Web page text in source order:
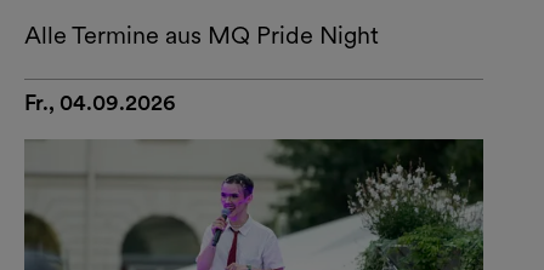
Alle Termine aus MQ Pride Night
Fr., 04.09.2026